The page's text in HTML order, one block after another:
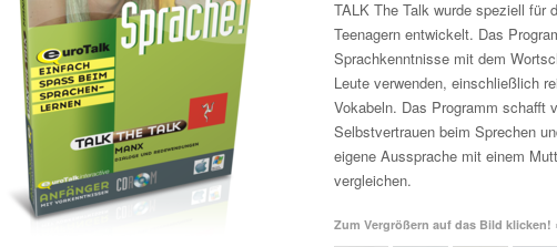
TALK The Talk wurde speziell für
Teenagern entwickelt. Das
Sprachkenntnisse mit dem
Leute verwenden, einschließlich
Vokabeln. Das Programm schafft
Selbstvertrauen beim Sprechen
eigene Aussprache mit einem
vergleichen.
Zum Vergrößern auf das Bild klicken!